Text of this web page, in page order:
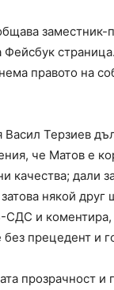
Фейсбук
правото на
Терзиев
че Матов е
качества; дали
някой
СДС и
прецедент и
прозрачност и